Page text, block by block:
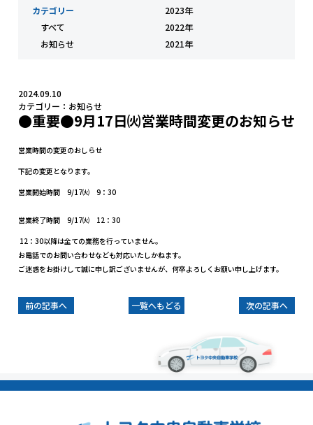
カテゴリー
すべて
お知らせ
2023年
2022年
2021年
2024.09.10
カテゴリー： お知らせ
●重要●9月17日㈫営業時間変更のお知らせ
営業時間の変更のおしらせ
下記の変更となります。
営業開始時間 9/17㈫ 9：30
営業終了時間 9/17㈫ 12：30
12：30以降は全ての業務を行っていません。
お電話でのお問い合わせなども対応いたしかねます。
ご迷惑をお掛けして誠に申し訳ございませんが、何卒よろしくお願い申し上げます。
前の記事へ 一覧へもどる 次の記事へ